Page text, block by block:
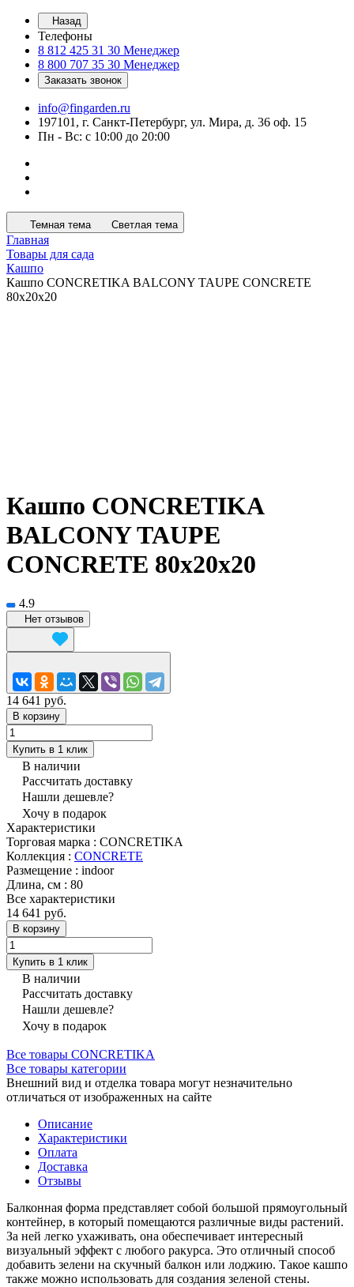
Назад
Телефоны
8 812 425 31 30 Менеджер
8 800 707 35 30 Менеджер
Заказать звонок
info@fingarden.ru
197101, г. Санкт-Петербург, ул. Мира, д. 36 оф. 15
Пн - Вс: с 10:00 до 20:00
Темная тема Светлая тема
Главная
Товары для сада
Кашпо
Кашпо CONCRETIKA BALCONY TAUPE CONCRETE
80x20x20
Кашпо CONCRETIKA
BALCONY TAUPE
CONCRETE 80x20x20
4.9
Нет отзывов
14 641 руб.
В корзину
Купить в 1 клик
В наличии
Рассчитать доставку
Нашли дешевле?
Хочу в подарок
Характеристики
Торговая марка : CONCRETIKA
Коллекция : CONCRETE
Размещение : indoor
Длина, см : 80
Все характеристики
14 641 руб.
В корзину
Купить в 1 клик
В наличии
Рассчитать доставку
Нашли дешевле?
Хочу в подарок
Все товары CONCRETIKA
Все товары категории
Внешний вид и отделка товара могут незначительно
отличаться от изображенных на сайте
Описание
Характеристики
Оплата
Доставка
Отзывы
Балконная форма представляет собой большой прямоугольный
контейнер, в который помещаются различные виды растений.
За ней легко ухаживать, она обеспечивает интересный
визуальный эффект с любого ракурса. Это отличный способ
добавить зелени на скучный балкон или лоджию. Такое кашпо
также можно использовать для создания зеленой стены.